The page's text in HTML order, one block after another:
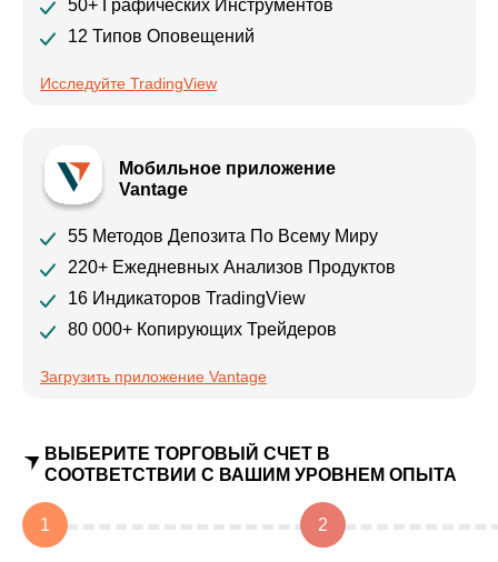
50+ Графических Инструментов
12 Типов Оповещений
Исследуйте TradingView
Мобильное приложение
Vantage
55 Методов Депозита По Всему Миру
220+ Ежедневных Анализов Продуктов
16 Индикаторов TradingView
80 000+ Копирующих Трейдеров
Загрузить приложение Vantage
ВЫБЕРИТЕ ТОРГОВЫЙ СЧЕТ В
СООТВЕТСТВИИ С ВАШИМ УРОВНЕМ ОПЫТА
1 2